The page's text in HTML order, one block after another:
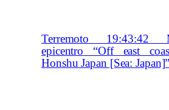
Terremoto 19:43:42
epicentro “Off east
Honshu Japan [Sea: Japan]”